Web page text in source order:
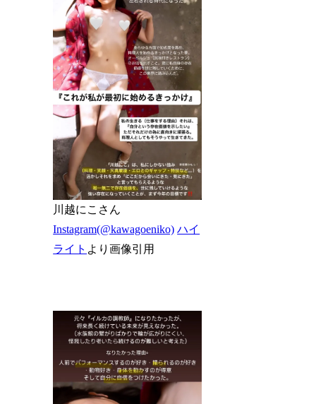
川越にこさん
Instagram(@kawagoeniko) ハイ
ライト より画像引用